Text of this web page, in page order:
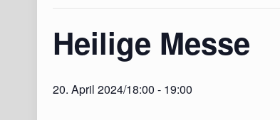
Heilige Messe
20. April 2024/18:00 - 19:00